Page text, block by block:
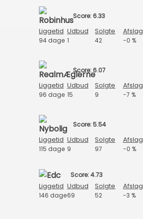
Score: 6.33
Liggetid Udbud Solgte Afslag
94 dage 1 42 -0 %
Score: 6.07
Liggetid Udbud Solgte Afslag
96 dage 15 9 -7 %
Score: 5.54
Liggetid Udbud Solgte Afslag
115 dage 9 97 -0 %
Score: 4.73
Liggetid Udbud Solgte Afslag
146 dage69 52 -3 %